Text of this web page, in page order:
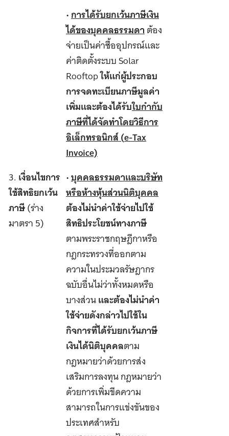
•การได้รับยกเว้นภาษีเงิน
ได้ของบุคคลธรรมดาต้อง
จ่ายเป็นค่าซื้ออุปกรณ์และ
ค่าติดตั้งระบบ Solar
Rooftopให้แก่ผู้ประกอบ
การจดทะเบียนภาษีมูลค่า
เพิ่มและต้องได้รับใบกำกับ
ภาษีที่ได้จัดทำโดยวิธีการ
อิเล็กทรอนิกส์ (e-Tax
Invoice)
3. เงื่อนไขการ
ใช้สิทธิยกเว้น
ภาษี(ร่าง
มาตรา 5)
•บุคคลธรรมดาและบริษัท
หรือห้างหุ้นส่วนนิติบุคคล
ต้องไม่นำค่าใช้จ่ายไปใช้
สิทธิประโยชน์ทางภาษี
ตามพระราชกฤษฎีกาหรือ
กฎกระทรวงที่ออกตาม
ความในประมวลรัษฎากร
ฉบับอื่นไม่ว่าทั้งหมดหรือ
บางส่วนและต้องไม่นำค่า
ใช้จ่ายดังกล่าวไปใช้ใน
กิจการที่ได้รับยกเว้นภาษี
เงินได้นิติบุคคลตาม
กฎหมายว่าด้วยการส่ง
เสริมการลงทุน กฎหมายว่า
ด้วยการเพิ่มขีดความ
สามารถในการแข่งขันของ
ประเทศสำหรับ